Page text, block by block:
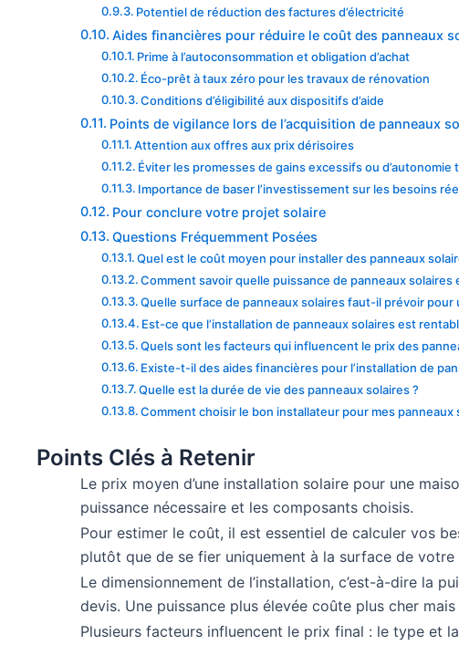
Potentiel de réduction des factures d’électricité
Aides financières pour réduire le coût des panneaux
Prime à l’autoconsommation et obligation d’achat
Éco-prêt à taux zéro pour les travaux de rénovation
Conditions d’éligibilité aux dispositifs d’aide
Points de vigilance lors de l’acquisition de panneaux
Attention aux offres aux prix dérisoires
Éviter les promesses de gains excessifs ou d’autonomie
Importance de baser l’investissement sur les besoins
Pour conclure votre projet solaire
Questions Fréquemment Posées
Quel est le coût moyen pour installer des panneaux
Comment savoir quelle puissance de panneaux solaires
Quelle surface de panneaux solaires faut-il prévoir pour
Est-ce que l’installation de panneaux solaires est
Quels sont les facteurs qui influencent le prix des
Existe-t-il des aides financières pour l’installation de
Quelle est la durée de vie des panneaux solaires ?
Comment choisir le bon installateur pour mes panneaux
Points Clés à Retenir
Le prix moyen d’une installation solaire pour une
puissance nécessaire et les composants choisis.
Pour estimer le coût, il est essentiel de calculer vos
plutôt que de se fier uniquement à la surface de votre
Le dimensionnement de l’installation, c’est-à-dire la
devis. Une puissance plus élevée coûte plus cher
Plusieurs facteurs influencent le prix final : le type et